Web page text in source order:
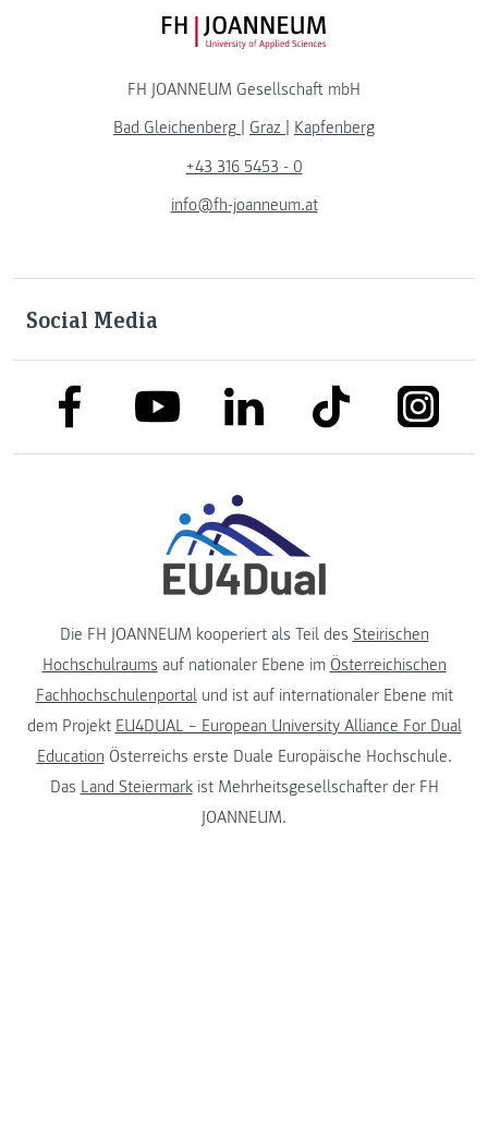
FH JOANNEUM Logo
FH JOANNEUM Gesellschaft mbH
Bad Gleichenberg
Graz
Kapfenberg
+43 316 5453 - 0
info@fh-joanneum.at
Social Media
link to facebooklink to youtubelink to linkedinlink to tiktok
Die FH JOANNEUM kooperiert als Teil des Steirischen
Hochschulraums auf nationaler Ebene im Österreichischen
Fachhochschulenportalund ist auf internationaler Ebene mit
dem Projekt EU4DUAL – European University Alliance For Dual
Education Österreichs erste Duale Europäische Hochschule.
Das Land Steiermarkist Mehrheitsgesellschafter der FH
JOANNEUM.